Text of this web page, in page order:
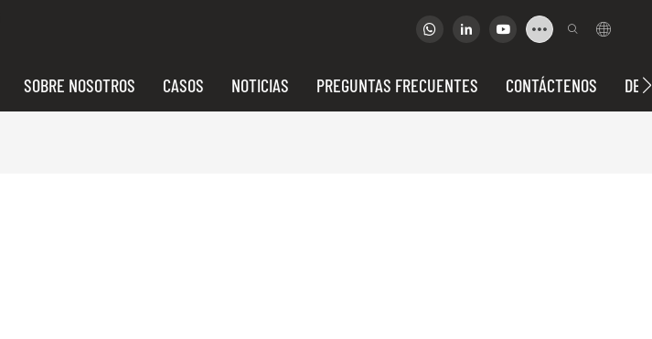
SOBRE NOSOTROS CASOS NOTICIAS PREGUNTAS FRECUENTES CONTÁCTENOS